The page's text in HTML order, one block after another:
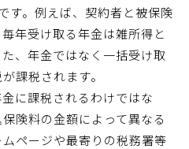
す。例えば、契約者と被保険
年受け取る年金は雑所得と
、年金ではなく一括受け取
課税されます。
に課税されるわけではな
険料の金額によって異なる
ページや最寄りの税務署等